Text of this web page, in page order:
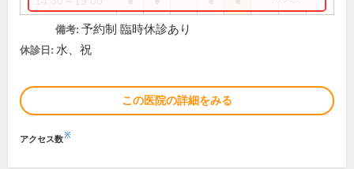
備考: 予約制 臨時休診あり
休診日: 水、祝
この医院の詳細をみる
アクセス数※